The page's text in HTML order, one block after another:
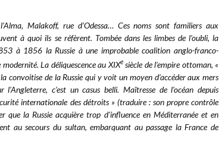
Malakoff, rue d’Odessa… Ces noms sont familiers aux
à quoi ils se réfèrent. Tombée dans les limbes de l’oubli, la
à 1856 la Russie à une improbable coalition anglo-franco-
La déliquescence au XIXesiècle de l’empire ottoman, «
convoitise de la Russie qui y voit un moyen d’accéder aux mers
c’est un casus belli. Maîtresse de l’océan depuis
internationale des détroits » (traduire : son propre contrôle
que la Russie acquière trop d'influence en Méditerranée et en
au secours du sultan, embarquant au passage la France de